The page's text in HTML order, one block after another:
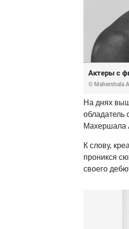
Актеры с
© Mahershala
На днях
обладатель
Махершала
К слову,
проникся
своего